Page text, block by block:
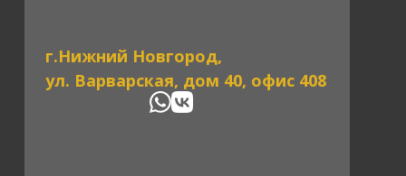
г.Нижний Новгород,
ул. Варварская, дом 40, офис 408